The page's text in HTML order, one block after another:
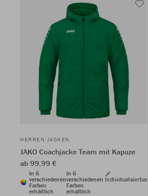
HERREN JACKEN
JAKO Coachjacke Team mit Kapuze
ab 99,99 €
In 6
verschiedenen
Farben
erhältlich
In 6
verschiedenen
Farben
erhältlich
Individualisierbar